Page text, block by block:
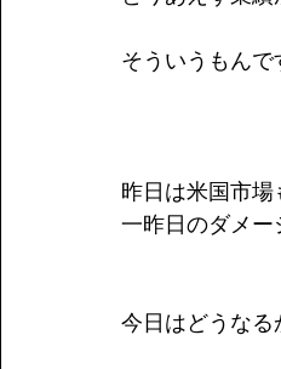
そういうもんで
昨日は米国市場
一昨日のダメー
今日はどうなる